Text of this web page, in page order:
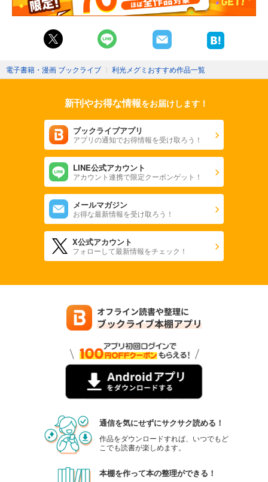
電子書籍・漫画 ブックライブ 〉 利光メグミおすすめ作品一覧
新刊やお得な情報をお届けします！
ブックライブアプリ
アプリの通知でお得情報を受け取ろう！
LINE公式アカウント
アカウント連携で限定クーポンゲット！
メールマガジン
お得な最新情報を受け取ろう！
X公式アカウント
フォローして最新情報をチェック！
通信を気にせずにサクサク読める！
作品をダウンロードすれば、いつでもど
こでも読書が楽しめます。
本棚を作って本の整理ができる！